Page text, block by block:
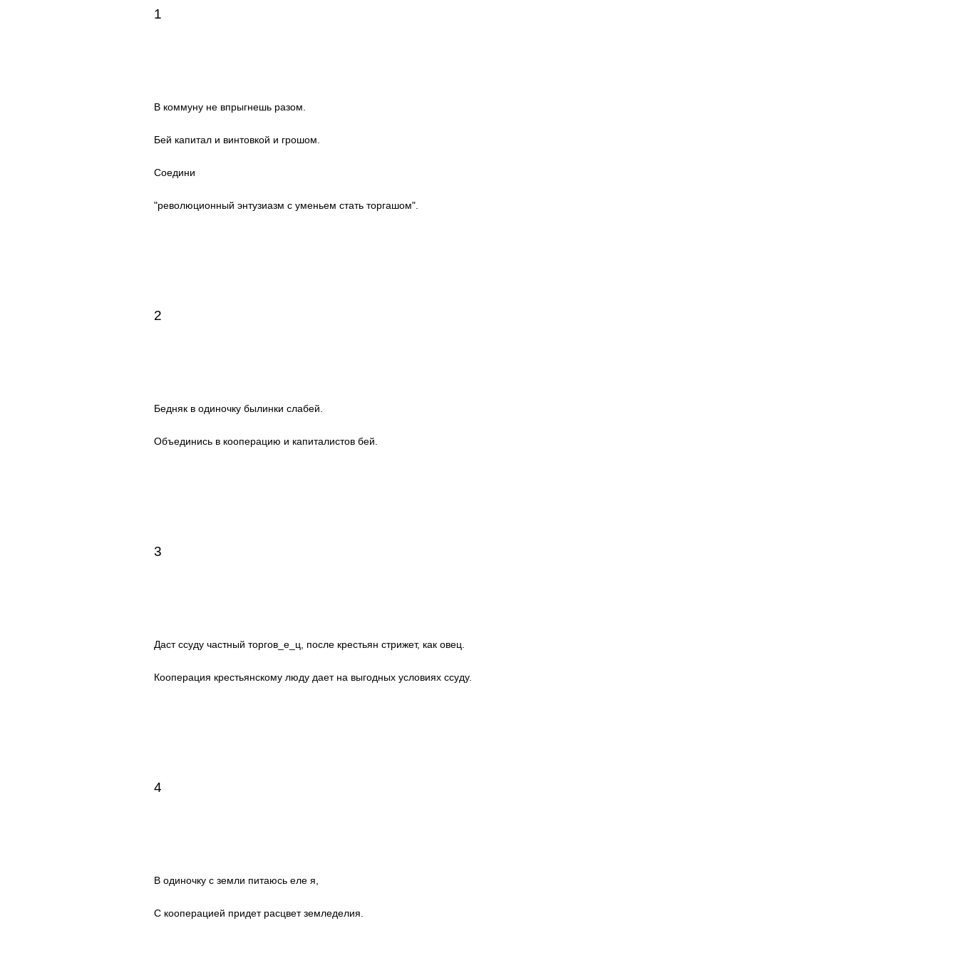
1
В коммуну не впрыгнешь разом.
Бей капитал и винтовкой и грошом.
Соедини
"революционный энтузиазм с уменьем стать торгашом".
2
Бедняк в одиночку былинки слабей.
Объединись в кооперацию и капиталистов бей.
3
Даст ссуду частный торгов_е_ц, после крестьян стрижет, как овец.
Кооперация крестьянскому люду дает на выгодных условиях ссуду.
4
В одиночку с земли питаюсь еле я,
С кооперацией придет расцвет земледелия.